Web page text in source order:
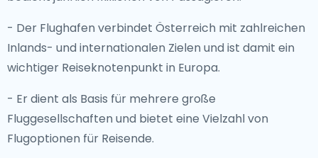
- Der Flughafen verbindet Österreich mit zahlreichen
Inlands- und internationalen Zielen und ist damit ein
wichtiger Reiseknotenpunkt in Europa.
- Er dient als Basis für mehrere große
Fluggesellschaften und bietet eine Vielzahl von
Flugoptionen für Reisende.